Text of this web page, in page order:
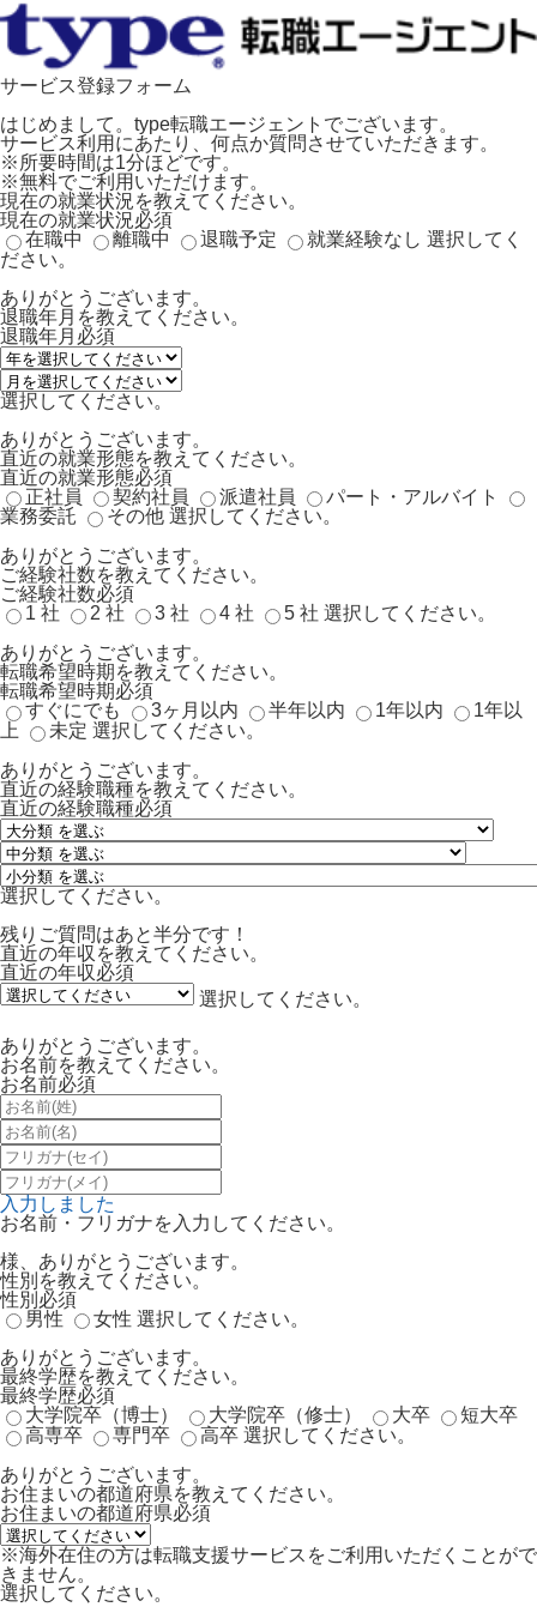
サービス登録フォーム
はじめまして。type転職エージェントでございます。
サービス利用にあたり、何点か質問させていただきます。
※所要時間は1分ほどです。
※無料でご利用いただけます。
現在の就業状況を教えてください。
現在の就業状況必須
在職中
離職中 退職予定 就業経験なし 選択してく
ださい。
ありがとうございます。
退職年月を教えてください。
退職年月 必須
選択してください。
ありがとうございます。
直近の就業形態を教えてください。
直近の就業形態必須
正社員
契約社員 派遣社員
パート・アルバイト
業務委託
その他 選択してください。
ありがとうございます。
ご経験社数を教えてください。
ご経験社数必須
1 社
2 社 3 社 4 社 5 社 選択してください。
ありがとうございます。
転職希望時期を教えてください。
転職希望時期必須
すぐにでも
3ヶ月以内 半年以内 1年以内
1年以
上
未定 選択してください。
ありがとうございます。
直近の経験職種を教えてください。
直近の経験職種必須
選択してください。
残りご質問はあと半分です！
直近の年収を教えてください。
直近の年収必須
選択してください。
ありがとうございます。
お名前を教えてください。
お名前必須
入力しました
お名前・フリガナを入力してください。
様、ありがとうございます。
性別を教えてください。
性別 必須
男性
女性 選択してください。
ありがとうございます。
最終学歴を教えてください。
最終学歴必須
大学院卒（博士）
大学院卒（修士） 大卒
短大卒
高専卒
専門卒 高卒 選択してください。
ありがとうございます。
お住まいの都道府県を教えてください。
お住まいの都道府県必須
※海外在住の方は転職支援サービスをご利用いただくことがで
きません。
選択してください。